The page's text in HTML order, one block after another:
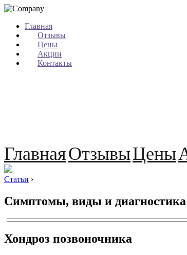
Главная
Отзывы
Цены
Акции
Контакты
ГлавнаяОтзывыЦены
Статьи ›
Симптомы, виды и диагностика
Хондроз позвоночника